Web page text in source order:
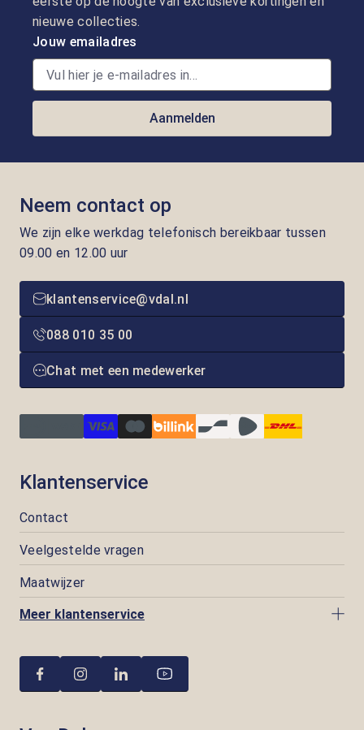
nieuwe collecties.
Jouw emailadres
Aanmelden
Neem contact op
We zijn elke werkdag telefonisch bereikbaar tussen
09.00 en 12.00 uur
klantenservice@vdal.nl
088 010 35 00
Chat met een medewerker
Klantenservice
Contact
Veelgestelde vragen
Maatwijzer
Meer klantenservice